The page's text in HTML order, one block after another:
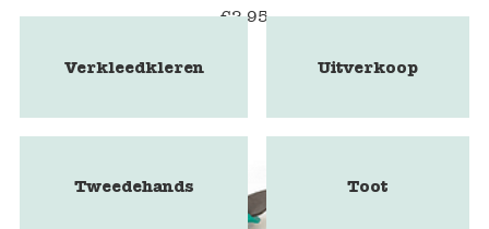
€2,95
Verkleedkleren Uitverkoop
Tweedehands Toot